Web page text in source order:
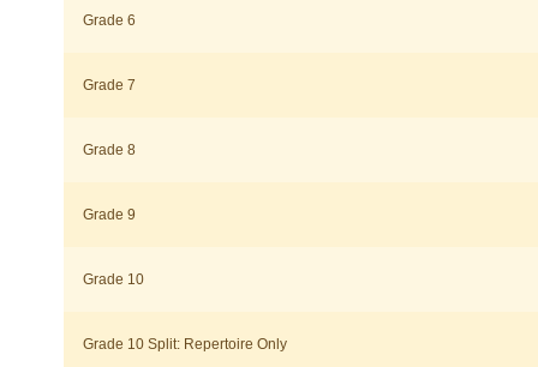
Grade 6
Grade 7
Grade 8
Grade 9
Grade 10
Grade 10 Split: Repertoire Only